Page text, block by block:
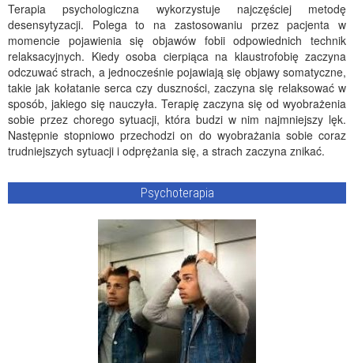
Terapia psychologiczna wykorzystuje najczęściej metodę
desensytyzacji. Polega to na zastosowaniu przez pacjenta w
momencie pojawienia się objawów fobii odpowiednich technik
relaksacyjnych. Kiedy osoba cierpiąca na klaustrofobię zaczyna
odczuwać strach, a jednocześnie pojawiają się objawy somatyczne,
takie jak kołatanie serca czy duszności, zaczyna się relaksować w
sposób, jakiego się nauczyła. Terapię zaczyna się od wyobrażenia
sobie przez chorego sytuacji, która budzi w nim najmniejszy lęk.
Następnie stopniowo przechodzi on do wyobrażania sobie coraz
trudniejszych sytuacji i odprężania się, a strach zaczyna znikać.
Psychoterapia